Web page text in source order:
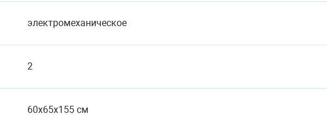
электромеханическое
2
60x65x155 см